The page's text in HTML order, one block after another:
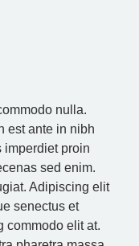
nulla.
est ante in nibh
imperdiet proin
sed enim.
Adipiscing elit
senectus et
commodo elit at.